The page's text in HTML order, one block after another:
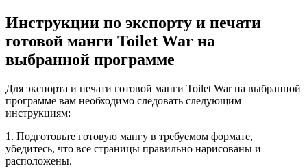
Инструкции по экспорту и печати
готовой манги Toilet War на
выбранной программе
Для экспорта и печати готовой манги Toilet War на выбранной
программе вам необходимо следовать следующим
инструкциям:
1. Подготовьте готовую мангу в требуемом формате,
убедитесь, что все страницы правильно нарисованы и
расположены.